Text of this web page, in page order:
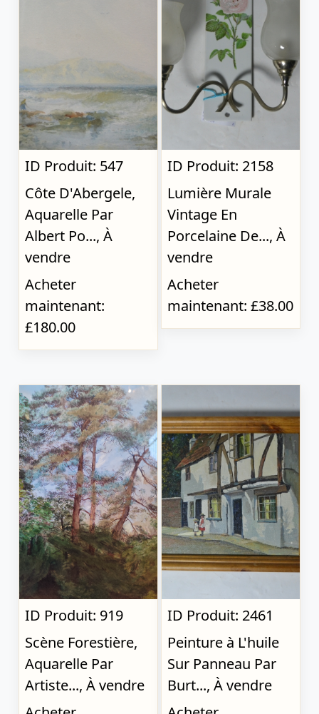
ID Produit: 547
Côte D'Abergele,
Aquarelle Par
Albert Po..., À
vendre
Acheter
maintenant:
£180.00
ID Produit: 2158
Lumière Murale
Vintage En
Porcelaine De..., À
vendre
Acheter
maintenant: £38.00
ID Produit: 919
Scène Forestière,
Aquarelle Par
Artiste..., À vendre
ID Produit: 2461
Peinture à L'huile
Sur Panneau Par
Burt..., À vendre